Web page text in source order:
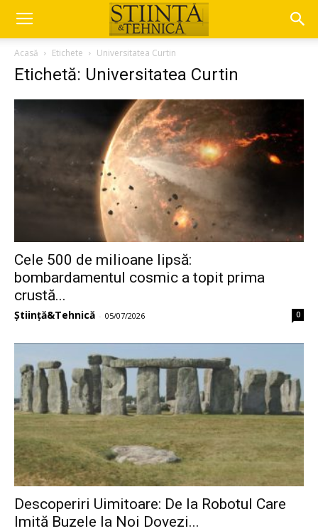
Acasă Etichete Universitatea Curtin
Etichetă: Universitatea Curtin
Cele 500 de milioane lipsă:
bombardamentul cosmic a topit prima
crustă...
Știință&Tehnică - 05/07/2026 0
Descoperiri Uimitoare: De la Robotul Care
Imită Buzele la Noi Dovezi...